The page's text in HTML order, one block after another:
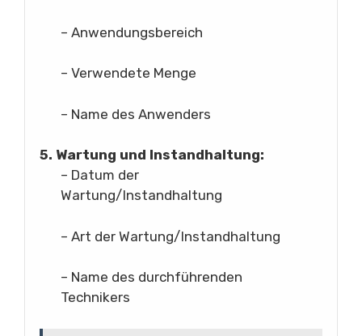
– Anwendungsbereich
– Verwendete Menge
– Name des Anwenders
5. Wartung und Instandhaltung:
– Datum der
Wartung/Instandhaltung
– Art der Wartung/Instandhaltung
– Name des durchführenden
Technikers